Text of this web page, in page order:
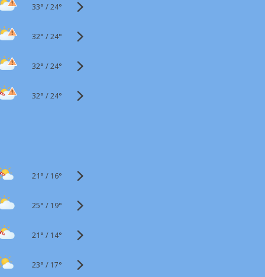
33° /24°
32° /24°
32° /24°
32° /24°
21° / 16°
25° / 19°
21° / 14°
23° / 17°